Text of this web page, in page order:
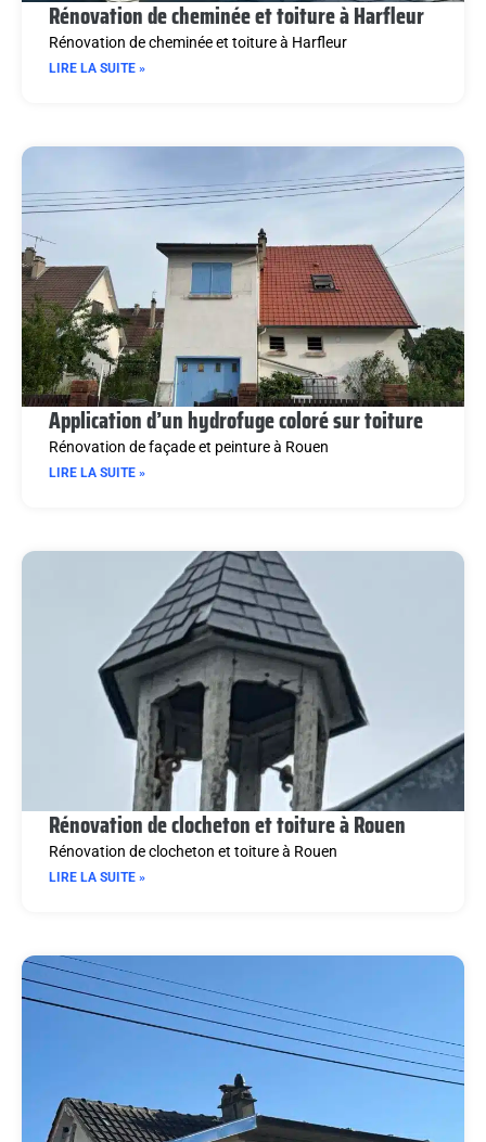
Rénovation de cheminée et toiture à Harfleur
Rénovation de cheminée et toiture à Harfleur
LIRE LA SUITE »
Application d’un hydrofuge coloré sur toiture
Rénovation de façade et peinture à Rouen
LIRE LA SUITE »
Rénovation de clocheton et toiture à Rouen
Rénovation de clocheton et toiture à Rouen
LIRE LA SUITE »